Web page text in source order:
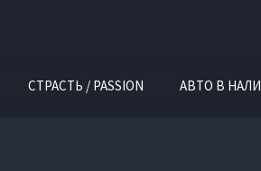
СТРАСТЬ / PASSION АВТО В